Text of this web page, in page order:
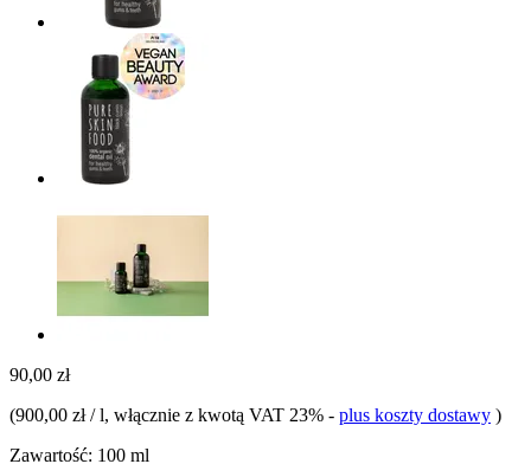
90,00 zł
(900,00 zł / l, włącznie z kwotą VAT 23% - plus koszty dostawy )
Zawartość: 100 ml